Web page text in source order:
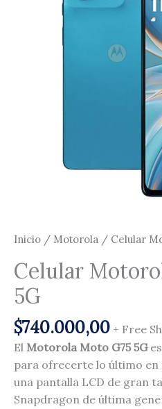
Inicio / Motorola / Celular
Celular
5G
$740.000,00 + Free
El Motorola Moto G75 5G
para ofrecerte lo último en
una pantalla LCD de gran
Snapdragon de última